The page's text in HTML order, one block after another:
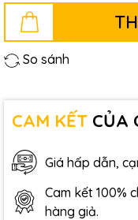
So sánh
CAM KẾT CỦA
Giá hấp dẫn,
Cam kết 100%
hàng giả.